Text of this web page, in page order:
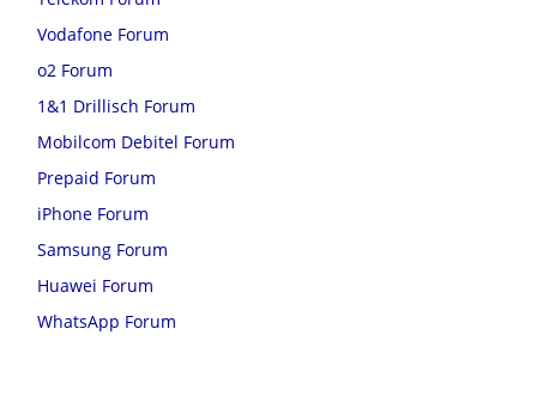
Vodafone Forum
o2 Forum
1&1 Drillisch Forum
Mobilcom Debitel Forum
Prepaid Forum
iPhone Forum
Samsung Forum
Huawei Forum
WhatsApp Forum